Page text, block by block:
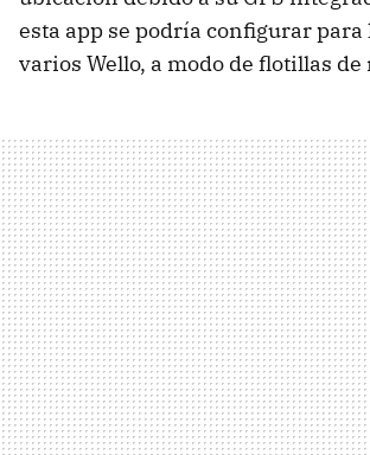
esta app se podría configurar para
varios Wello, a modo de flotillas de